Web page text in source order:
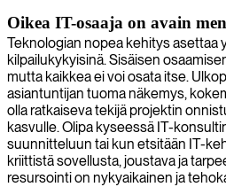
Oikea IT-osaaja on avain
Teknologian nopea kehitys asettaa
kilpailukykyisinä. Sisäisen
mutta kaikkea ei voi osata itse.
asiantuntijan tuoma näkemys,
olla ratkaiseva tekijä projektin
kasvulle. Olipa kyseessä IT-
suunnitteluun tai kun etsitään IT-
kriittistä sovellusta, joustava ja
resursointi on nykyaikainen ja